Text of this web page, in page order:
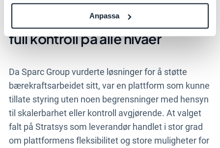
Anpassa
En fleksibel plattform som tilbyr
full kontroll på alle nivåer
Da Sparc Group vurderte løsninger for å støtte
bærekraftsarbeidet sitt, var en plattform som kunne
tillate styring uten noen begrensninger med hensyn
til skalerbarhet eller kontroll avgjørende. At valget
falt på Stratsys som leverandør handlet i stor grad
om plattformens fleksibilitet og store muligheter for